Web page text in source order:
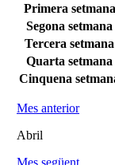
Primera setmana
Segona setmana
Tercera setmana
Quarta setmana
Cinquena
Mes anterior
Abril
Mes següent